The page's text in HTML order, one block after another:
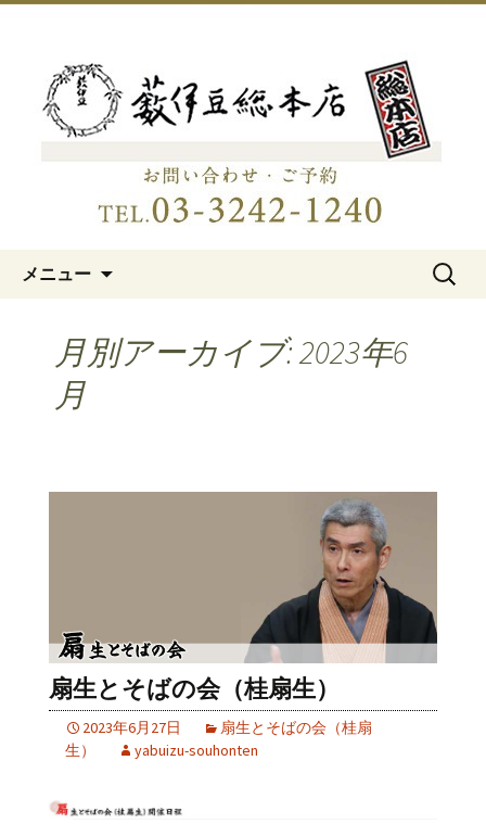
日本橋の老舗蕎麦屋「藪伊豆総
本店」
メニュー
検
月別アーカイブ: 2023年6
月
扇生とそばの会（桂扇生）
2023年6月27日
扇生とそばの会（桂扇
生）
yabuizu-souhonten